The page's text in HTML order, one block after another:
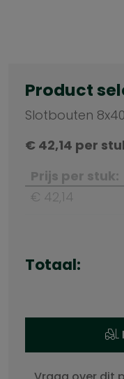
Product
Slotbouten
€ 42,14 per
Prijs per stuk:
€ 42,14
Totaal: